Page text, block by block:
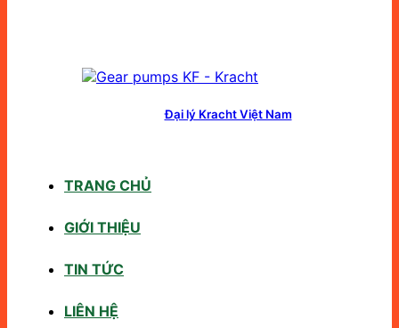
Đại lý Kracht Việt Nam
TRANG CHỦ
GIỚI THIỆU
TIN TỨC
LIÊN HỆ